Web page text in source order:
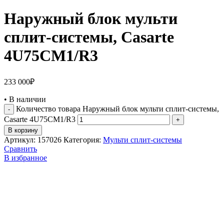
Наружный блок мульти
сплит-системы, Casarte
4U75CM1/R3
233 000₽
• В наличии
Количество товара Наружный блок мульти сплит-системы,
Casarte 4U75CM1/R3
В корзину
Артикул: 157026 Категория: Мульти сплит-системы
Сравнить
В избранное